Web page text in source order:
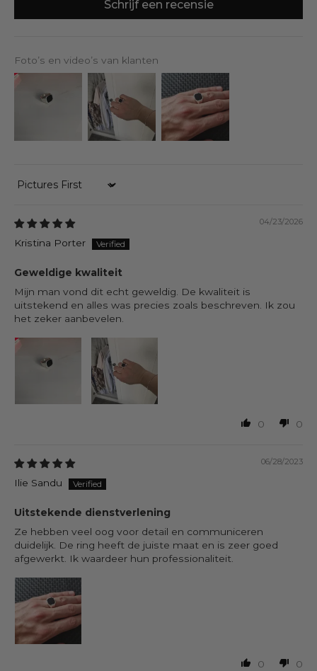
Schrijf een recensie
Foto’s en video’s van klanten
Sort by
04/23/2026
Kristina Porter
Geweldige kwaliteit
Mijn man vond dit echt geweldig. De kwaliteit is
uitstekend en alles was precies zoals beschreven. Ik zou
het zeker aanbevelen.
0 0
06/28/2023
Ilie Sandu
Uitstekende dienstverlening
Ze hebben veel oog voor detail en communiceren
duidelijk. De ring heeft de juiste maat en is zeer goed
afgewerkt. Ik waardeer hun professionaliteit.
0 0